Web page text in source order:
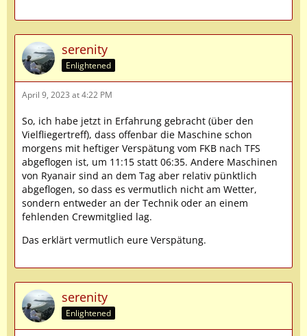
serenity
Enlightened
April 9, 2023 at 4:22 PM
So, ich habe jetzt in Erfahrung gebracht (über den
Vielfliegertreff), dass offenbar die Maschine schon
morgens mit heftiger Verspätung vom FKB nach TFS
abgeflogen ist, um 11:15 statt 06:35. Andere Maschinen
von Ryanair sind an dem Tag aber relativ pünktlich
abgeflogen, so dass es vermutlich nicht am Wetter,
sondern entweder an der Technik oder an einem
fehlenden Crewmitglied lag.
Das erklärt vermutlich eure Verspätung.
serenity
Enlightened